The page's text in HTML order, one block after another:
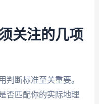
关注的几项
判断标准至关重要。
否匹配你的实际地理